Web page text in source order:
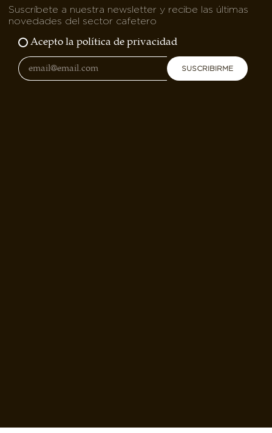
Suscríbete a nuestra newsletter y recibe las últimas
novedades del sector cafetero
Acepto la política de privacidad
SUSCRIBIRME